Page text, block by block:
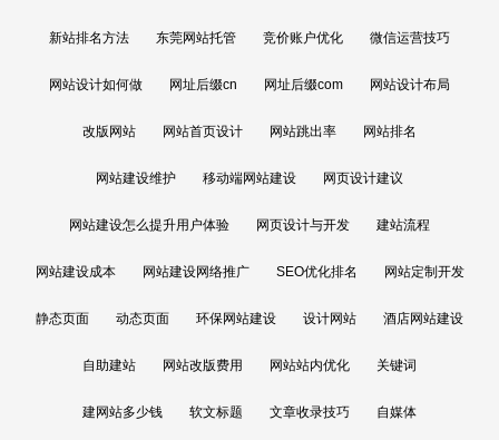
新站排名方法 东莞网站托管 竞价账户优化 微信运营技巧
网站设计如何做 网址后缀cn 网址后缀com 网站设计布局
改版网站 网站首页设计 网站跳出率 网站排名
网站建设维护 移动端网站建设 网页设计建议
网站建设怎么提升用户体验 网页设计与开发 建站流程
网站建设成本 网站建设网络推广 SEO优化排名 网站定制开发
静态页面 动态页面 环保网站建设 设计网站 酒店网站建设
自助建站 网站改版费用 网站站内优化 关键词
建网站多少钱 软文标题 文章收录技巧 自媒体